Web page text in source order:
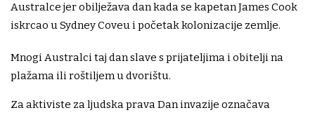
Australce jer obilježava dan kada se kapetan James Cook
iskrcao u Sydney Coveu i početak kolonizacije zemlje.
Mnogi Australci taj dan slave s prijateljima i obitelji na
plažama ili roštiljem u dvorištu.
Za aktiviste za ljudska prava Dan invazije označava